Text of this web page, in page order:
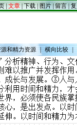
|文章|下载| 图片|留言|
和精力资源 | 横向比较